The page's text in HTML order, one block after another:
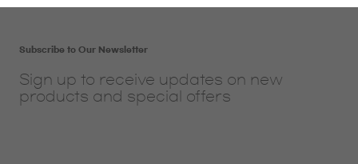
Subscribe to Our Newsletter
Sign up to receive updates on new
products and special offers